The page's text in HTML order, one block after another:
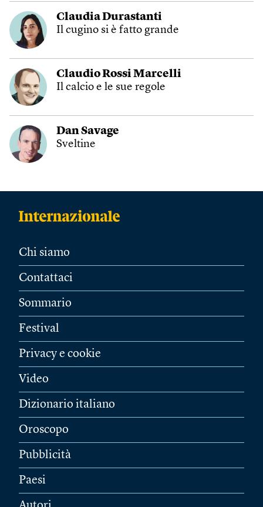
Claudia Durastanti
Il cugino si è fatto grande
Claudio Rossi Marcelli
Il calcio e le sue regole
Dan Savage
Sveltine
Chi siamo
Contattaci
Sommario
Festival
Privacy e cookie
Video
Dizionario italiano
Oroscopo
Pubblicità
Paesi